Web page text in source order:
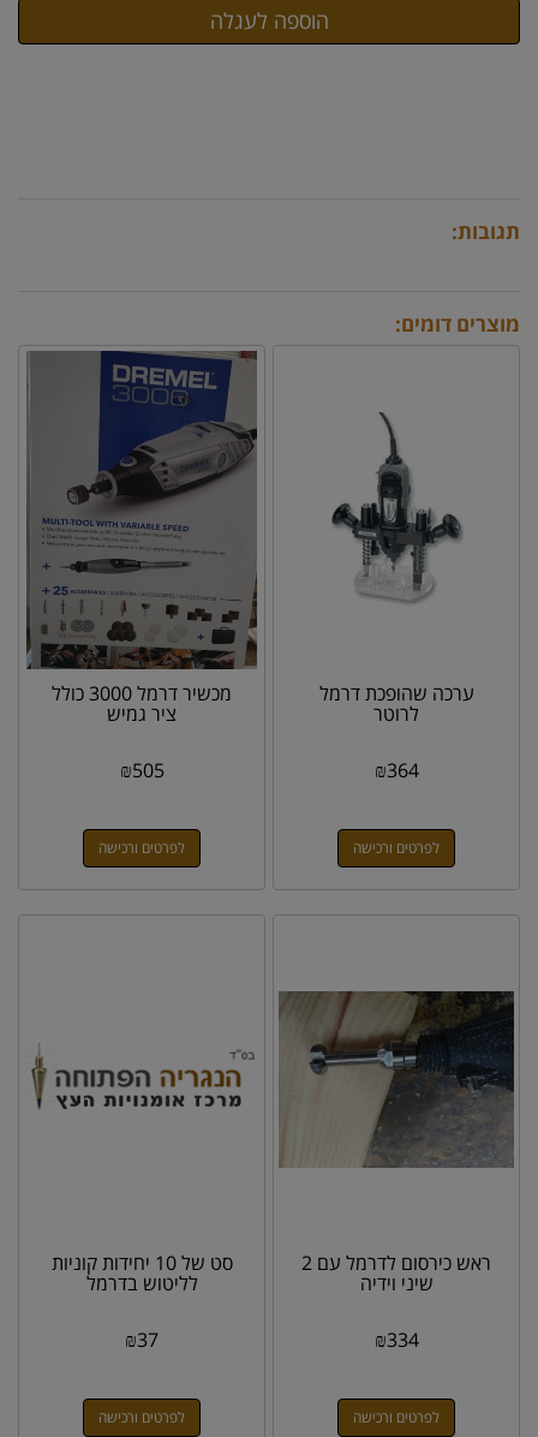
תגובות:
מוצרים דומים:
ערכה שהופכת דרמל
לרוטר
₪364
לפרטים ורכישה
מכשיר דרמל 3000 כולל
ציר גמיש
₪505
לפרטים ורכישה
ראש כירסום לדרמל עם 2
שיני וידיה
₪334
לפרטים ורכישה
סט של 10 יחידות קוניות
לליטוש בדרמל
₪37
לפרטים ורכישה